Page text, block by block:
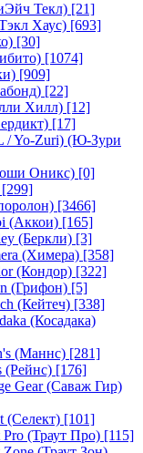
Текл) [21]
Хаус) [693]
[30]
[1074]
[909]
[22]
Хилл) [12]
[17]
/ Yo-Zuri) (Ю-Зури
Оникс) [0]
[299]
[3466]
(Аккои) [165]
(Беркли) [3]
(Химера) [358]
(Кондор) [322]
(Грифон) [5]
(Кейтеч) [338]
(Косадака)
(Маннс) [281]
(Рейнс) [176]
Gear (Саваж Гир)
(Селект) [101]
(Траут Про) [115]